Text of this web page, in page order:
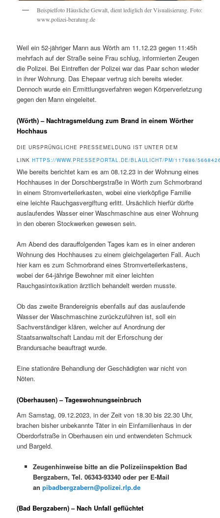
Beispielfoto Häusliche Gewalt, dient lediglich der Visualisierung. Foto:
www.polizei-beratung.de
Weil ein 52-jähriger Mann aus Wörth am 11.12.23 gegen 11:45h
mehrfach auf der Straße seine Frau schlug, informierten Zeugen
die Polizei. Bei Eintreffen der Polizei war das Paar schon wieder
in ihrer Wohnung. Das Ehepaar vertrug sich bereits wieder.
Dennoch wurde ein Ermittlungsverfahren wegen Körperverletzung
gegen den Mann eingeleitet.
(Wörth) – Nachtragsmeldung zum Brand in einem Wörther
Hochhaus
DIE URSPRÜNGLICHE PRESSEMELDUNG IST UNTER DEM
LINKHTTPS://WWW.PRESSEPORTAL.DE/BLAULICHT/PM/117686/
Wie bereits berichtet kam es am 08.12.23 in der Wohnung eines
Hochhauses in der Dorschbergstraße in Wörth zum Schmorbrand
in einem Stromverteilerkasten, wobei eine vierköpfige Familie
eine leichte Rauchgasvergiftung erlitt. Ursächlich hierfür dürfte
auslaufendes Wasser einer Waschmaschine aus einer Wohnung
in den oberen Stockwerken gewesen sein.
Am Abend des darauffolgenden Tages kam es in einer anderen
Wohnung des Hochhauses zu einem gleichgelagerten Fall. Auch
hier kam es zum Schmorbrand eines Stromverteilerkastens,
wobei der 64-jährige Bewohner mit einer leichten
Rauchgasintoxikation ärztlich behandelt werden musste.
Ob das zweite Brandereignis ebenfalls auf das auslaufende
Wasser der Waschmaschine zurückzuführen ist, soll ein
Sachverständiger klären, welcher auf Anordnung der
Staatsanwaltschaft Landau mit der Erforschung der
Brandursache beauftragt wurde.
Eine stationäre Behandlung der Geschädigten war nicht von
Nöten.
(Oberhausen) – Tageswohnungseinbruch
Am Samstag, 09.12.2023, in der Zeit von 18.30 bis 22.30 Uhr,
brachen bisher unbekannte Täter in ein Einfamilienhaus in der
Oberdorfstraße in Oberhausen ein und entwendeten Schmuck
und Bargeld.
Zeugenhinweise bitte an die Polizeiinspektion Bad
Bergzabern, Tel. 06343-93340 oder per E-Mail
an pibadbergzabern@polizei.rlp.de
(Bad Bergzabern) – Nach Unfall geflüchtet